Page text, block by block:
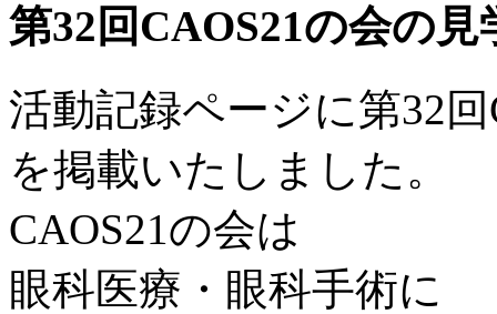
第32回CAOS21の会の
活動記録ページに第32
を掲載いたしました。
CAOS21の会は
眼科医療・眼科手術に